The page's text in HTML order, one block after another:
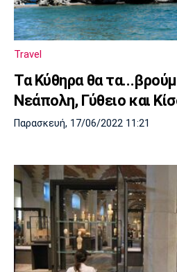
Travel
Τα Κύθηρα θα
Νεάπολη, Γύθειο και
Παρασκευή, 17/06/2022 11:21